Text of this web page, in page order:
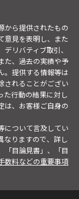
から提供されたもの
意見を表明し、また
リバティブ取引、
た、過去の実績や予
。提供する情報等は
されることがござい
た行動の結果に対し
は、お客様ご自身の
について言及してい
なりますので、詳し
「目論見書」、「目
数料などの重要事項